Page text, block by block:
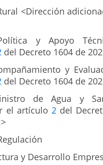
<Dirección
y Apoyo
del Decreto 1604 de
y
del Decreto 1604 de
de Agua y
el artículo 2del
y Desarrollo